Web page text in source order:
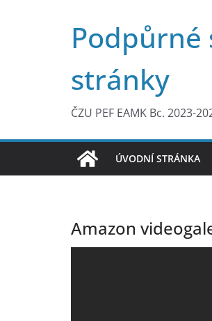
stránky
ČZU PEF EAMK Bc. 2023-
ÚVODNÍ STRÁNKA
Amazon